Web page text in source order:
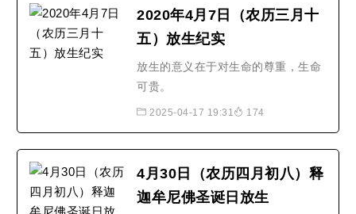
Olivier Venturini与Great Guns制作
2020年4月7日（农历三月十
五）放生纪实
放生的意义在于对生命的尊重，生命
可贵。
2025-04-17 19:31 174
4月30日（农历四月初八）释
迦牟尼佛圣诞日放生